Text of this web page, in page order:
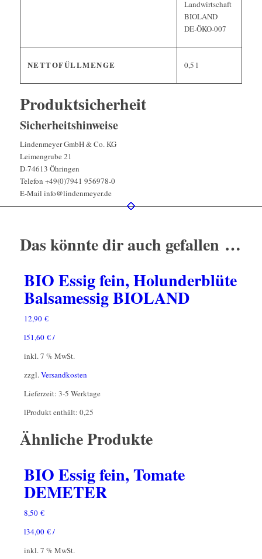
Landwirtschaft
BIOLAND
DE-ÖKO-007
NETTOFÜLLMENGE 0,5 l
Produktsicherheit
Sicherheitshinweise
Lindenmeyer GmbH & Co. KG
Leimengrube 21
D-74613 Öhringen
Telefon +49(0)7941 956978-0
E-Mail info@lindenmeyer.de
Das könnte dir auch gefallen …
BIO Essig fein, Holunderblüte
Balsamessig BIOLAND
12,90 €
51,60 €/
l
inkl. 7 % MwSt.
zzgl.Versandkosten
Lieferzeit: 3-5 Werktage
Produkt enthält: 0,25
l
Ähnliche Produkte
BIO Essig fein, Tomate
DEMETER
8,50 €
34,00 €/
l
inkl. 7 % MwSt.